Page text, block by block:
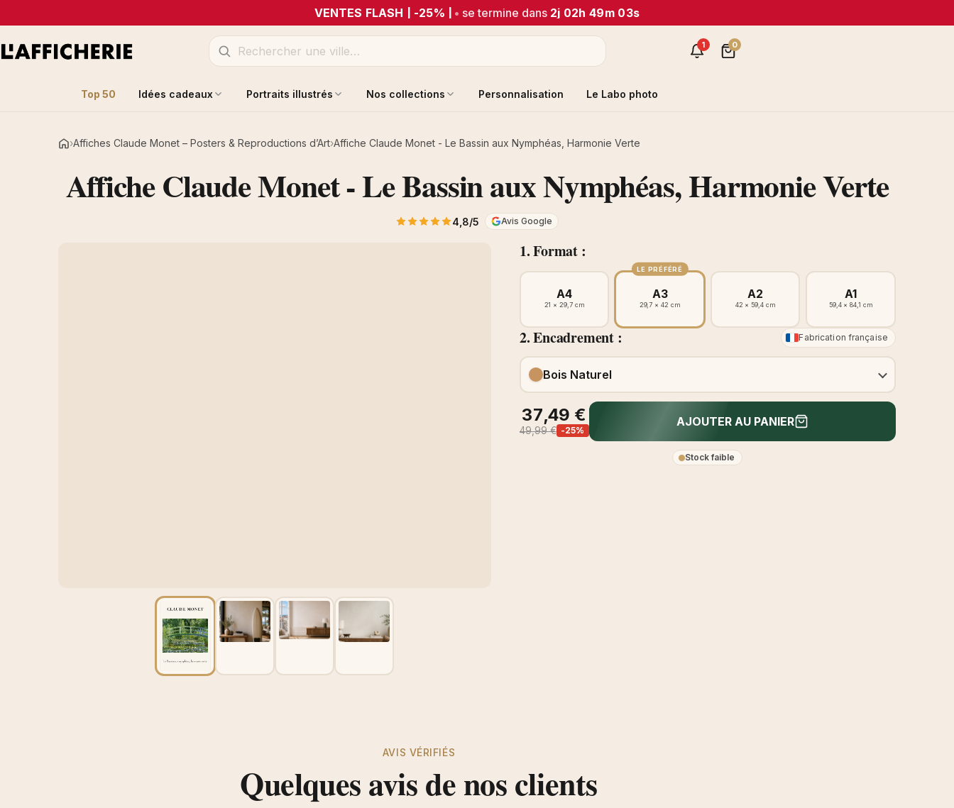
VENTES FLASH | -25% | • se termine dans 2j 02h 49m 03s
1 0
Top 50 Idées cadeaux Portraits illustrés Nos collections Personnalisation Le Labo photo
Accueil
Affiches Claude Monet – Posters & Reproductions d’Art Affiche Claude Monet - Le Bassin aux Nymphéas, Harmonie Verte
Affiche Claude Monet - Le Bassin aux Nymphéas, Harmonie Verte
4,8/5 Avis Google
1. Format :
A4
21 × 29,7 cm
LE PRÉFÉRÉ
A3
29,7 × 42 cm
A2
42 × 59,4 cm
A1
59,4 × 84,1 cm
2. Encadrement : Fabrication française
Bois Naturel
37,49 €
49,99 € -25%
AJOUTER AU PANIER
Stock faible
AVIS VÉRIFIÉS
Quelques avis de nos clients